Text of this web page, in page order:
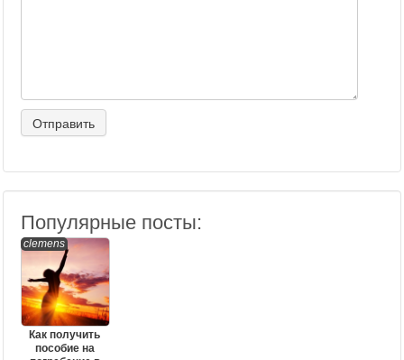
Популярные посты:
clemens
Как получить
пособие на